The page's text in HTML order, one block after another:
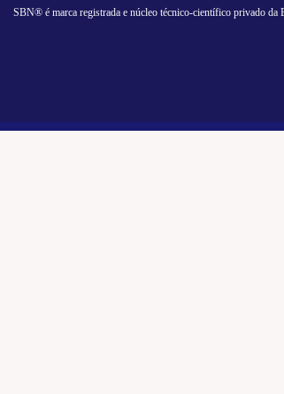
SBN® é marca registrada e núcleo técnico-científico privado da